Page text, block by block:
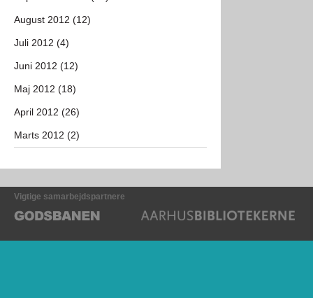
August 2012 (12)
Juli 2012 (4)
Juni 2012 (12)
Maj 2012 (18)
April 2012 (26)
Marts 2012 (2)
Vigtige samarbejdspartnere